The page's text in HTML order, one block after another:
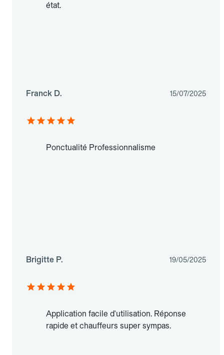
état.
Franck D. 15/07/2025
Ponctualité Professionnalisme
Brigitte P. 19/05/2025
Application facile d'utilisation. Réponse
rapide et chauffeurs super sympas.